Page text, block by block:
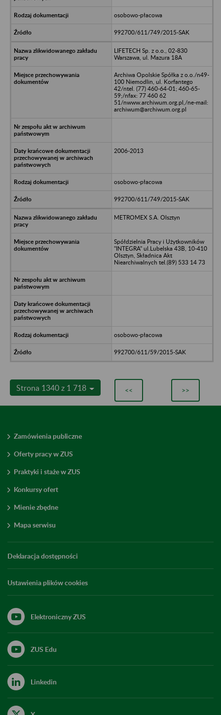
osobowo-płacowa
992700/611/749/2015-SAK
LIFETECH Sp. z o.o., 02-830
Warszawa, ul. Mazura 18A
Archiwa Opolskie Spółka z o.o./n49-
100 Niemodlin, ul. Korfantego
42/ntel. (77) 460-64-01; 460-65-
59;/nfax: 77 460 62
51/nwww.archiwum.org.pl,/ne-mail:
archiwum@archiwum.org.pl
2006-2013
osobowo-płacowa
992700/611/749/2015-SAK
METROMEX S.A. Olsztyn
Spółdzielnia Pracy i Użytkowników
"INTEGRA" ul.Lubelska 43B, 10-410
Olsztyn, Składnica Akt
Niearchiwalnych tel.(89) 533 14 73
osobowo-płacowa
992700/611/59/2015-SAK
Strona 1340 z 1 718 << >>
Zamówienia publiczne
Oferty pracy w ZUS
Praktyki i staże w ZUS
Konkursy ofert
Mienie zbędne
Mapa serwisu
Deklaracja dostępności
Ustawienia plików cookies
Elektroniczny ZUS
ZUS Edu
Linkedin